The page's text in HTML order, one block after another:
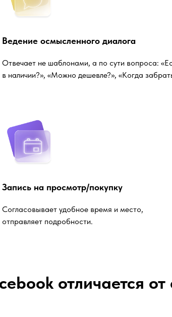
Ведение осмысленного диалога
Отвечает не шаблонами, а по сути вопроса:
в наличии?», «Можно дешевле?», «Когда
Запись на просмотр/покупку
Согласовывает удобное время и место,
отправляет подробности.
отличается